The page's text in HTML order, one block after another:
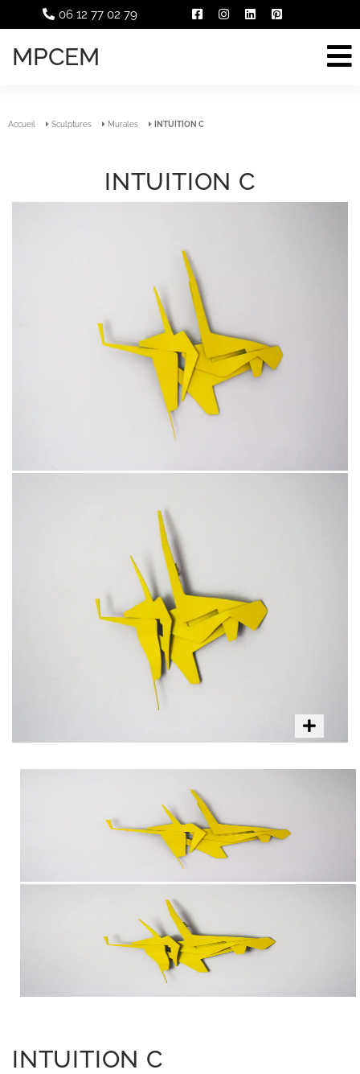
06 12 77 02 79
MPCEM
Accueil Sculptures Murales INTUITION C
INTUITION C
INTUITION C